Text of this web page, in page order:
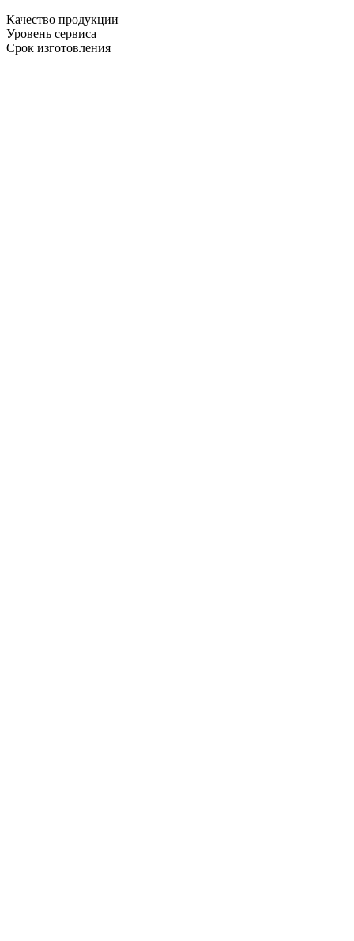
Качество продукции
Уровень сервиса
Срок изготовления